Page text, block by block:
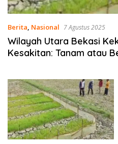
Berita, Nasional 7 Agustus 2025
Wilayah Utara Bekasi
Kesakitan: Tanam atau